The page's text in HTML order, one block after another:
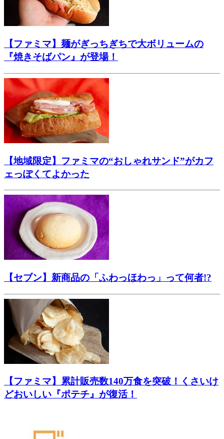
【ファミマ】麺がぎっちぎちで大ボリュームの
『焼きそばパン』が登場！
【地域限定】ファミマの“おしゃれサンド”がカフ
ェっぽくてよかった
【セブン】新商品の「ふわっほわっ」って何者!?
【ファミマ】累計販売数140万食を突破！くさいけ
どおいしい『ポテチ』が復活！